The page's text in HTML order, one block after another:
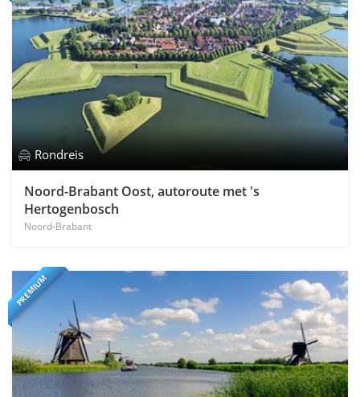
Rondreis
Noord-Brabant Oost, autoroute met 's
Hertogenbosch
Noord-Brabant
PREMIUM